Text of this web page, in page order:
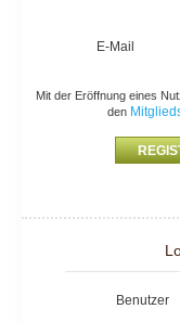
E-Mail
Mit der Eröffnung eines
den
Benutzer